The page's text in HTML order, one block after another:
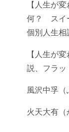
【人生が
何？ スイ
個別人生相
【人生が
説、フラッ
風沢中孚（
火天大有（